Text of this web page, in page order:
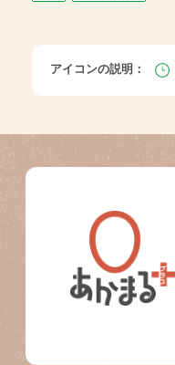
アイコンの説明：